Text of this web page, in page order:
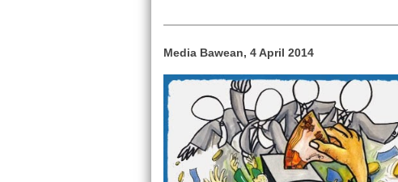
Media Bawean, 4 April 2014